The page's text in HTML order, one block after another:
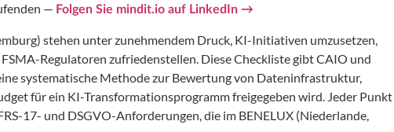
— Folgen Sie mindit.io auf LinkedIn →
stehen unter zunehmendem Druck, KI-Initiativen umzusetzen,
Regulatoren zufriedenstellen. Diese Checkliste gibt CAIO und
systematische Methode zur Bewertung von Dateninfrastruktur,
für ein KI-Transformationsprogramm freigegeben wird. Jeder Punkt
17- und DSGVO-Anforderungen, die im BENELUX (Niederlande,